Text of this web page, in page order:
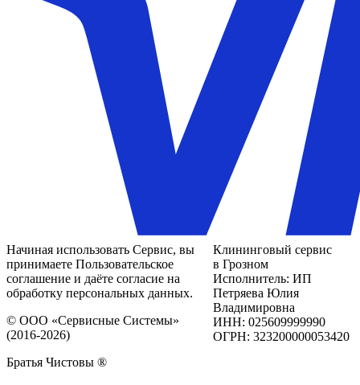
Начиная использовать Сервис, вы
принимаете Пользовательское
соглашение и даёте согласие на
обработку персональных данных.
© ООО «Сервисные Системы»
(2016-2026)
Братья Чистовы ®
Клининговый сервис
в Грозном
Исполнитель: ИП
Петряева Юлия
Владимировна
ИНН: 025609999990
ОГРН: 323200000053420